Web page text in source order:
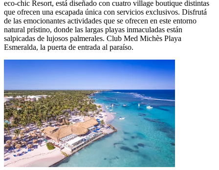
eco-chic Resort, está diseñado con cuatro village boutique distintas
que ofrecen una escapada única con servicios exclusivos. Disfrutá
de las emocionantes actividades que se ofrecen en este entorno
natural prístino, donde las largas playas inmaculadas están
salpicadas de lujosos palmerales. Club Med Michès Playa
Esmeralda, la puerta de entrada al paraíso.